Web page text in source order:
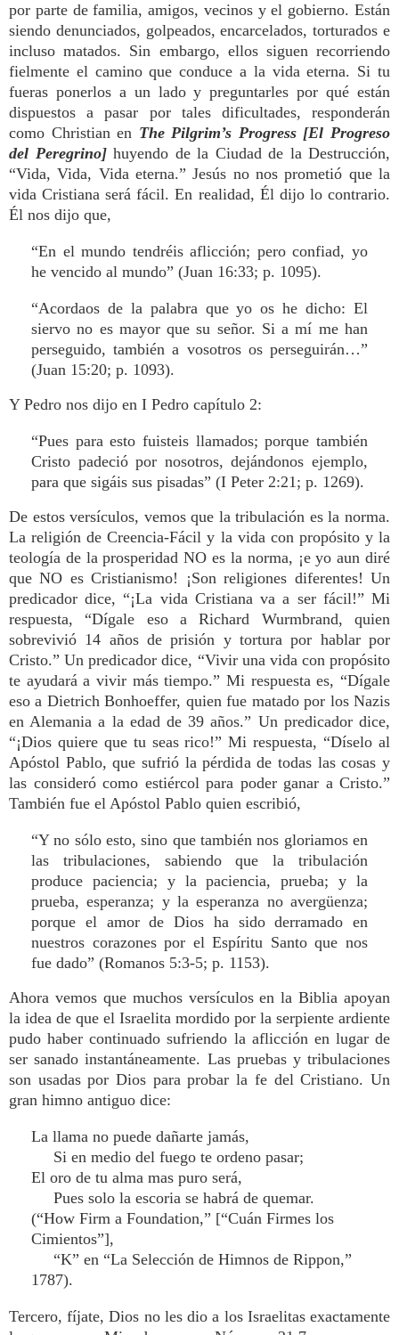
por parte de familia, amigos, vecinos y el gobierno. Están
siendo denunciados, golpeados, encarcelados, torturados e
incluso matados. Sin embargo, ellos siguen recorriendo
fielmente el camino que conduce a la vida eterna. Si tu
fueras ponerlos a un lado y preguntarles por qué están
dispuestos a pasar por tales dificultades, responderán
como Christian en The Pilgrim’s Progress [El Progreso
del Peregrino]huyendo de la Ciudad de la Destrucción,
“Vida, Vida, Vida eterna.” Jesús no nos prometió que la
vida Cristiana será fácil. En realidad, Él dijo lo contrario.
Él nos dijo que,
“En el mundo tendréis aflicción; pero confiad, yo
he vencido al mundo” (Juan 16:33; p. 1095).
“Acordaos de la palabra que yo os he dicho: El
siervo no es mayor que su señor. Si a mí me han
perseguido, también a vosotros os perseguirán…”
(Juan 15:20; p. 1093).
Y Pedro nos dijo en I Pedro capítulo 2:
“Pues para esto fuisteis llamados; porque también
Cristo padeció por nosotros, dejándonos ejemplo,
para que sigáis sus pisadas” (I Peter 2:21; p. 1269).
De estos versículos, vemos que la tribulación es la norma.
La religión de Creencia-Fácil y la vida con propósito y la
teología de la prosperidad NO es la norma, ¡e yo aun diré
que NO es Cristianismo! ¡Son religiones diferentes! Un
predicador dice, “¡La vida Cristiana va a ser fácil!” Mi
respuesta, “Dígale eso a Richard Wurmbrand, quien
sobrevivió 14 años de prisión y tortura por hablar por
Cristo.” Un predicador dice, “Vivir una vida con propósito
te ayudará a vivir más tiempo.” Mi respuesta es, “Dígale
eso a Dietrich Bonhoeffer, quien fue matado por los Nazis
en Alemania a la edad de 39 años.” Un predicador dice,
“¡Dios quiere que tu seas rico!” Mi respuesta, “Díselo al
Apóstol Pablo, que sufrió la pérdida de todas las cosas y
las consideró como estiércol para poder ganar a Cristo.”
También fue el Apóstol Pablo quien escribió,
“Y no sólo esto, sino que también nos gloriamos en
las tribulaciones, sabiendo que la tribulación
produce paciencia; y la paciencia, prueba; y la
prueba, esperanza; y la esperanza no avergüenza;
porque el amor de Dios ha sido derramado en
nuestros corazones por el Espíritu Santo que nos
fue dado” (Romanos 5:3-5; p. 1153).
Ahora vemos que muchos versículos en la Biblia apoyan
la idea de que el Israelita mordido por la serpiente ardiente
pudo haber continuado sufriendo la aflicción en lugar de
ser sanado instantáneamente. Las pruebas y tribulaciones
son usadas por Dios para probar la fe del Cristiano. Un
gran himno antiguo dice:
La llama no puede dañarte jamás,
Si en medio del fuego te ordeno pasar;
El oro de tu alma mas puro será,
Pues solo la escoria se habrá de quemar.
(“How Firm a Foundation,” [“Cuán Firmes los
Cimientos”],
“K” en “La Selección de Himnos de Rippon,”
1787).
Tercero, fíjate, Dios no les dio a los Israelitas exactamente